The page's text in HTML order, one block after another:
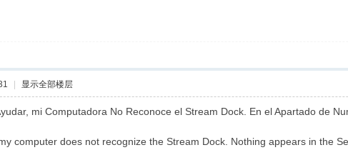
显示全部楼层
mi Computadora No Reconoce el Stream Dock. En el Apartado de
computer does not recognize the Stream Dock. Nothing appears in the